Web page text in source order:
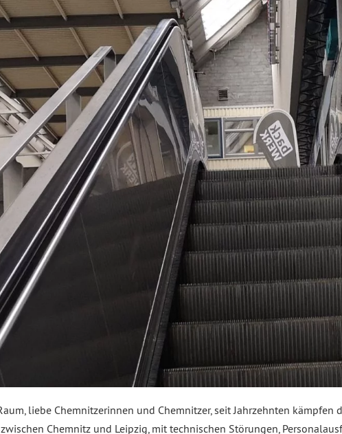
liebe Chemnitzerinnen und Chemnitzer, seit Jahrzehnten kämpfen
Chemnitz und Leipzig, mit technischen Störungen,